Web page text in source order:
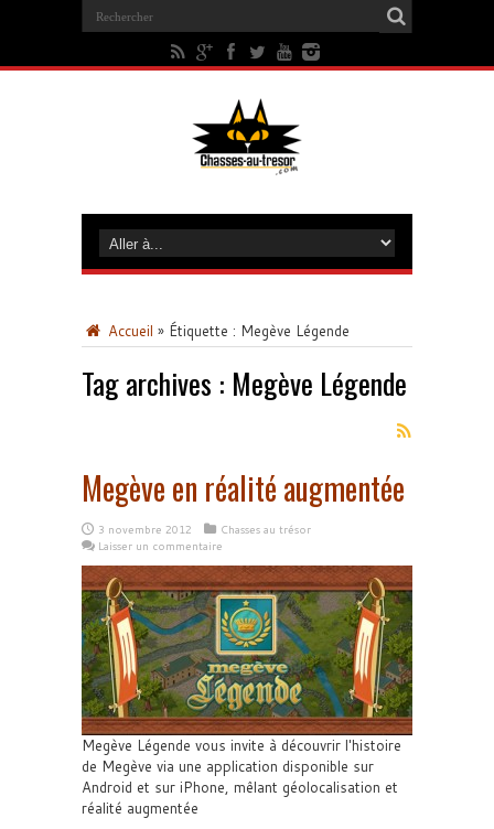
Accueil » Étiquette : Megève Légende
Tag archives : Megève Légende
Megève en réalité augmentée
3 novembre 2012
Chasses au trésor
Laisser un commentaire
Megève Légende vous invite à découvrir l'histoire
de Megève via une application disponible sur
Android et sur iPhone, mêlant géolocalisation et
réalité augmentée